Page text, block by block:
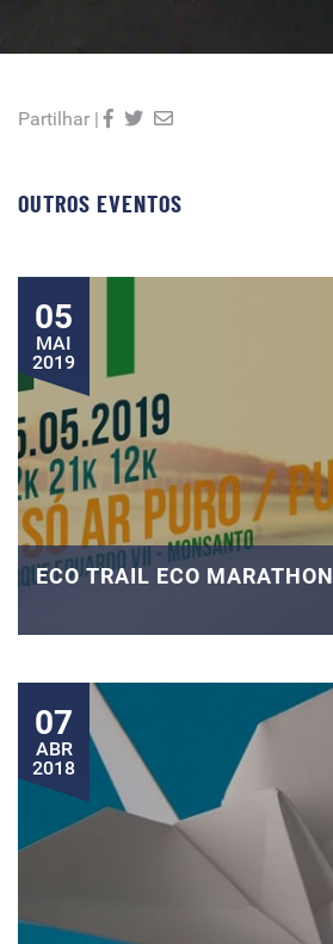
Partilhar |
OUTROS EVENTOS
05
MAI
2019
ECO TRAIL ECO MARATHON
07
ABR
2018